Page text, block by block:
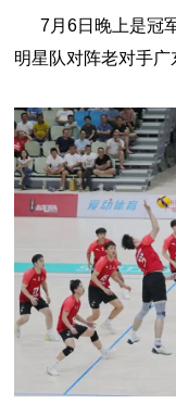
7月6日晚上是冠
明星队对阵老对手广